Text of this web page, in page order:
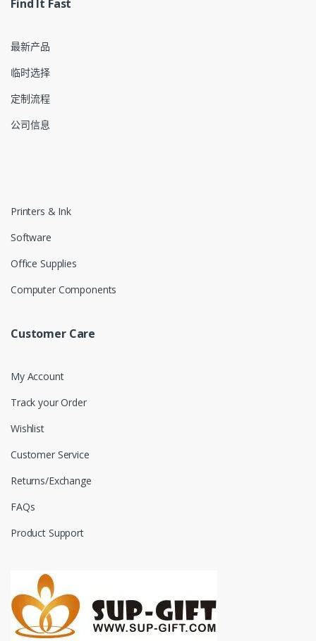
Find It Fast
最新产品
临时选择
定制流程
公司信息
Printers & Ink
Software
Office Supplies
Computer Components
Customer Care
My Account
Track your Order
Wishlist
Customer Service
Returns/Exchange
FAQs
Product Support